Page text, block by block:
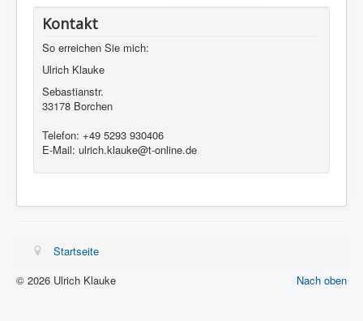
Kontakt
So erreichen Sie mich:
Ulrich Klauke
Sebastianstr.
33178 Borchen
Telefon: +49 5293 930406
E-Mail: ulrich.klauke@t-online.de
Startseite
Nach oben
© 2026 Ulrich Klauke